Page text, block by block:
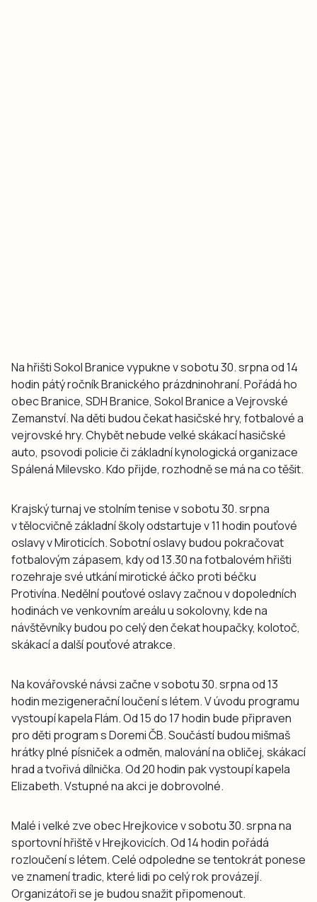
Na hřišti Sokol Branice vypukne v sobotu 30. srpna od 14
hodin pátý ročník Branického prázdninohraní. Pořádá ho
obec Branice, SDH Branice, Sokol Branice a Vejrovské
Zemanství. Na děti budou čekat hasičské hry, fotbalové a
vejrovské hry. Chybět nebude velké skákací hasičské
auto, psovodi policie či základní kynologická organizace
Spálená Milevsko. Kdo přijde, rozhodně se má na co těšit.
Krajský turnaj ve stolním tenise v sobotu 30. srpna
v tělocvičně základní školy odstartuje v 11 hodin pouťové
oslavy v Miroticích. Sobotní oslavy budou pokračovat
fotbalovým zápasem, kdy od 13.30 na fotbalovém hřišti
rozehraje své utkání mirotické áčko proti béčku
Protivína. Nedělní pouťové oslavy začnou v dopoledních
hodinách ve venkovním areálu u sokolovny, kde na
návštěvníky budou po celý den čekat houpačky, kolotoč,
skákací a další pouťové atrakce.
Na kovářovské návsi začne v sobotu 30. srpna od 13
hodin mezigenerační loučení s létem. V úvodu programu
vystoupí kapela Flám. Od 15 do 17 hodin bude připraven
pro děti program s Doremi ČB. Součástí budou mišmaš
hrátky plné písniček a odměn, malování na obličej, skákací
hrad a tvořivá dílnička. Od 20 hodin pak vystoupí kapela
Elizabeth. Vstupné na akci je dobrovolné.
Malé i velké zve obec Hrejkovice v sobotu 30. srpna na
sportovní hřiště v Hrejkovicích. Od 14 hodin pořádá
rozloučení s létem. Celé odpoledne se tentokrát ponese
ve znamení tradic, které lidi po celý rok provázejí.
Organizátoři se je budou snažit připomenout.